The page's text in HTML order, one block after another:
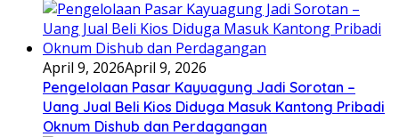
April 9, 2026April 9, 2026
Pengelolaan Pasar Kayuagung Jadi Sorotan –
Uang Jual Beli Kios Diduga Masuk Kantong Pribadi
Oknum Dishub dan Perdagangan